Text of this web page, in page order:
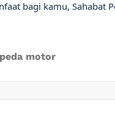
bagi kamu, Sahabat
motor